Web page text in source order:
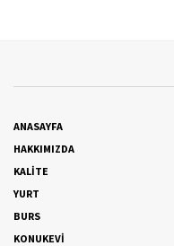
ANASAYFA
HAKKIMIZDA
KALİTE
YURT
BURS
KONUKEVİ